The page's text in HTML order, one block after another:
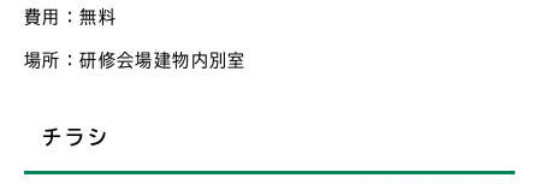
費用：無料
場所：研修会場建物内別室
チラシ